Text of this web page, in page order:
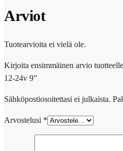
Arviot
Tuotearvioita ei vielä ole.
Kirjoita ensimmäinen arvio
12-24v 9”
Sähköpostiosoitettasi ei julkaista.
Arvostelusi *